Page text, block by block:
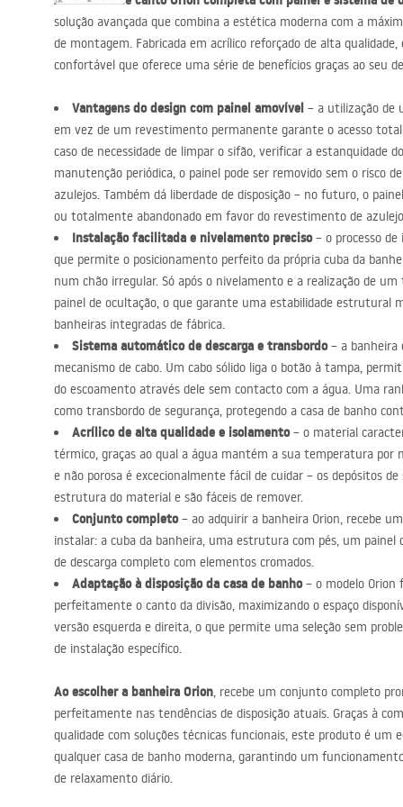
acessórios de casa de banho
solução avançada que combina a estética moderna com a
de montagem. Fabricada em acrílico reforçado de alta
confortável que oferece uma série de benefícios graças ao seu
Vantagens do design com painel amovível – a utilização de
em vez de um revestimento permanente garante o acesso total
caso de necessidade de limpar o sifão, verificar a estanquidade
manutenção periódica, o painel pode ser removido sem o risco
azulejos. Também dá liberdade de disposição – no futuro, o
ou totalmente abandonado em favor do revestimento de
Instalação facilitada e nivelamento preciso– o processo de
que permite o posicionamento perfeito da própria cuba da
num chão irregular. Só após o nivelamento e a realização de
painel de ocultação, o que garante uma estabilidade estrutural
banheiras integradas de fábrica.
Sistema automático de descarga e transbordo– a banheira
mecanismo de cabo. Um cabo sólido liga o botão à tampa,
do escoamento através dele sem contacto com a água. Uma
como transbordo de segurança, protegendo a casa de banho
Acrílico de alta qualidade e isolamento– o material
térmico, graças ao qual a água mantém a sua temperatura por
e não porosa é excecionalmente fácil de cuidar – os depósitos
estrutura do material e são fáceis de remover.
Conjunto completo– ao adquirir a banheira Orion, recebe
instalar: a cuba da banheira, uma estrutura com pés, um painel
de descarga completo com elementos cromados.
Adaptação à disposição da casa de banho– o modelo Orion
perfeitamente o canto da divisão, maximizando o espaço
versão esquerda e direita, o que permite uma seleção sem
de instalação específico.
Ao escolher a banheira Orion, recebe um conjunto completo
perfeitamente nas tendências de disposição atuais. Graças à
qualidade com soluções técnicas funcionais, este produto é um
qualquer casa de banho moderna, garantindo um
de relaxamento diário.